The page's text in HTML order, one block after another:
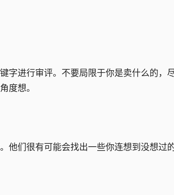
进行审评。不要局限于你是卖什么的，
度想。
们很有可能会找出一些你连想到没想过的